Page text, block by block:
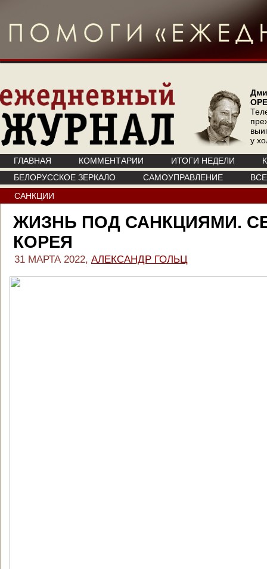
у
ГЛАВНАЯ КОММЕНТАРИИ ИТОГИ НЕДЕЛИ
БЕЛОРУССКОЕ ЗЕРКАЛО
САМОУПРАВЛЕНИЕ
САНКЦИИ
ЖИЗНЬ ПОД САНКЦИЯМИ.
КОРЕЯ
31 МАРТА 2022, АЛЕКСАНДР ГОЛЬЦ